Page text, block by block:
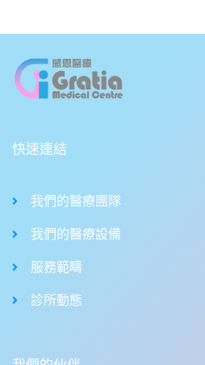
快速連結
我們的醫療團隊
我們的醫療設備
服務範疇
診所動態